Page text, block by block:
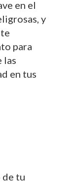
en el
y
para
las
en tus
tu